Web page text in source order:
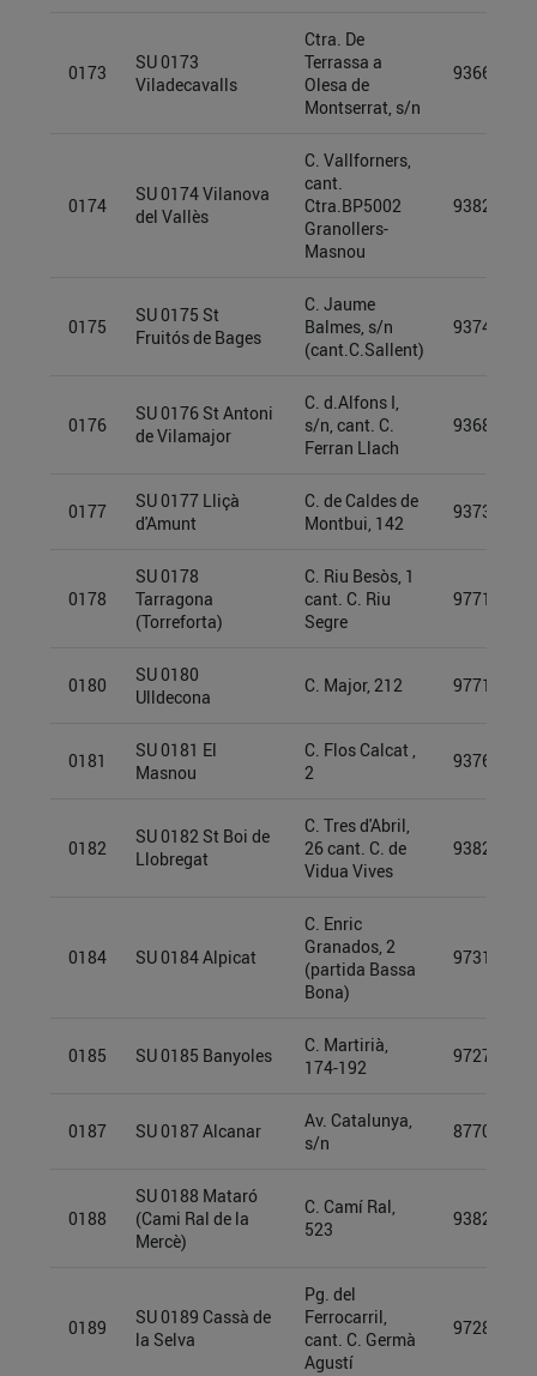
0173
SU 0173
Viladecavalls
Ctra. De
Terrassa a
Olesa de
Montserrat, s/n
0174
SU 0174 Vilanova
del Vallès
C. Vallforners,
cant.
Ctra.BP5002
Granollers-
Masnou
0175
SU 0175 St
Fruitós de Bages
C. Jaume
Balmes, s/n
(cant.C.Sallent)
0176
SU 0176 St Antoni
de Vilamajor
C. d.Alfons I,
s/n, cant. C.
Ferran Llach
0177
SU 0177 Lliçà
d'Amunt
C. de Caldes de
Montbui, 142
0178
SU 0178
Tarragona
(Torreforta)
C. Riu Besòs, 1
cant. C. Riu
Segre
0180
SU 0180
Ulldecona
C. Major, 212
0181
SU 0181 El
Masnou
C. Flos Calcat ,
2
0182
SU 0182 St Boi de
Llobregat
C. Tres d'Abril,
26 cant. C. de
Vidua Vives
0184 SU 0184 Alpicat
C. Enric
Granados, 2
(partida Bassa
Bona)
0185 SU 0185 Banyoles
C. Martirià,
174-192
0187 SU 0187 Alcanar
Av. Catalunya,
s/n
0188
SU 0188 Mataró
(Cami Ral de la
Mercè)
C. Camí Ral,
523
0189
SU 0189 Cassà de
la Selva
Pg. del
Ferrocarril,
cant. C. Germà
Agustí